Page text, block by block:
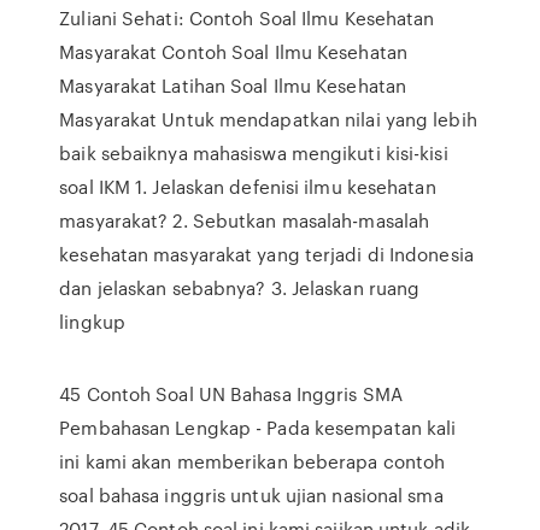
Zuliani Sehati: Contoh Soal Ilmu Kesehatan
Masyarakat Contoh Soal Ilmu Kesehatan
Masyarakat Latihan Soal Ilmu Kesehatan
Masyarakat Untuk mendapatkan nilai yang lebih
baik sebaiknya mahasiswa mengikuti kisi-kisi
soal IKM 1. Jelaskan defenisi ilmu kesehatan
masyarakat? 2. Sebutkan masalah-masalah
kesehatan masyarakat yang terjadi di Indonesia
dan jelaskan sebabnya? 3. Jelaskan ruang
lingkup
45 Contoh Soal UN Bahasa Inggris SMA
Pembahasan Lengkap - Pada kesempatan kali
ini kami akan memberikan beberapa contoh
soal bahasa inggris untuk ujian nasional sma